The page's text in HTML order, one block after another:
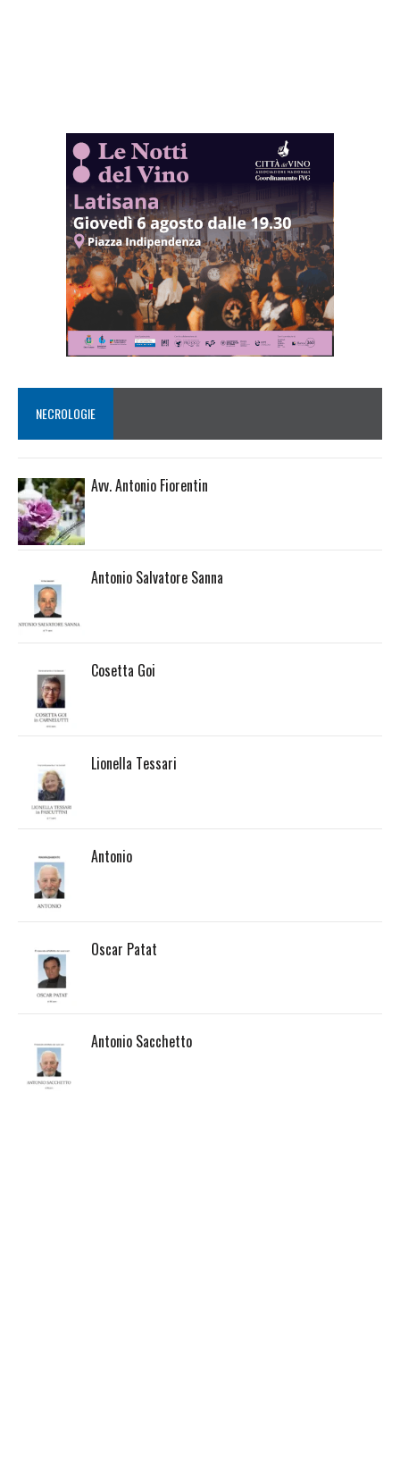
NECROLOGIE
Avv. Antonio Fiorentin
Antonio Salvatore Sanna
Cosetta Goi
Lionella Tessari
Antonio
Oscar Patat
Antonio Sacchetto